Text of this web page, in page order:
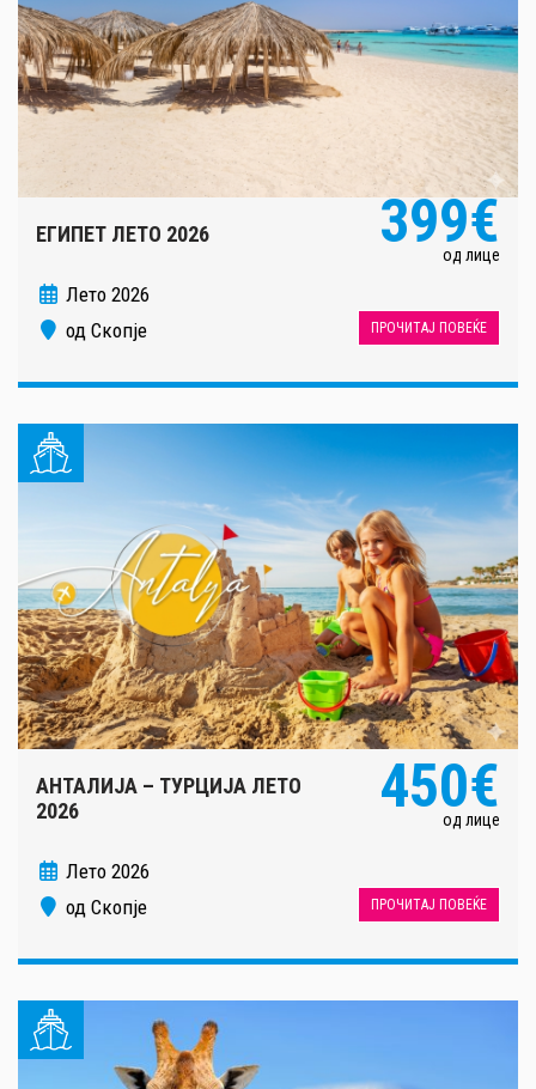
ЕГИПЕТ ЛЕТО 2026 399€
од лице
Лето 2026
од Скопје
ПРОЧИТАЈ ПОВЕЌЕ
АНТАЛИЈА – ТУРЦИЈА ЛЕТО
2026
450€
од лице
Лето 2026
од Скопје
ПРОЧИТАЈ ПОВЕЌЕ